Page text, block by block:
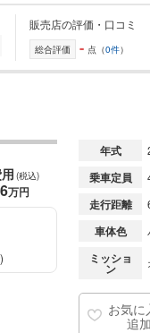
販売店の評価・口コミ
総合評価 - 点（0件）
(税込)
万円
年式
乗車定員
走行距離
車体色
ミッショ
ン
お気に
追加